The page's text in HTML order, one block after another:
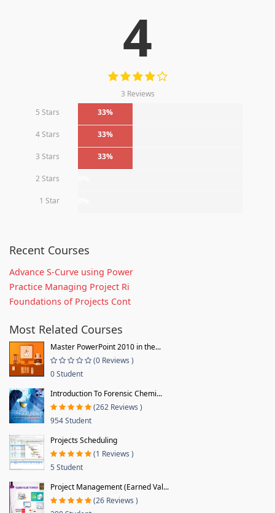
4
3 Reviews
5 Stars
33%
4 Stars 33%
3 Stars 33%
2 Stars
1 Star
Recent Courses
Advance S-Curve using Power
Practice Managing Project Ri
Foundations of Projects Cont
Most Related Courses
Master PowerPoint 2010 in the...
(0 Reviews )
0 Student
Introduction To Forensic Chemi...
(262 Reviews )
954 Student
Projects Scheduling
(1 Reviews )
5 Student
Project Management (Earned Val...
(26 Reviews )